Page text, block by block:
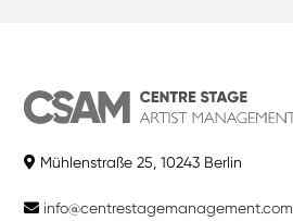
Mühlenstraße 25, 10243 Berlin
info@centrestagemanagement.com